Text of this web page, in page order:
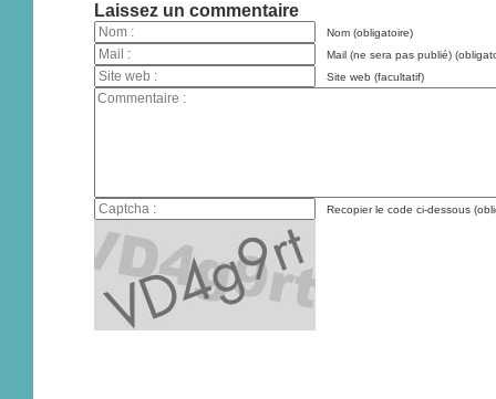
Laissez un commentaire
Nom (obligatoire)
Mail (ne sera pas publié)
Site web (facultatif)
Recopier le code ci-dessous